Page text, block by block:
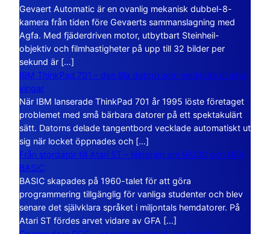
Gevaert Automatic är en ovanlig mekanisk dubbel-8-
kamera från tiden före Gevaerts sammanslagning med
Agfa. Med fjäderdriven motor, utbytbart Steinheil-
objektiv och filmhastigheter på upp till 32 bilder per
sekund är […]
IBM ThinkPad 701 – den lilla datorn som vecklade ut sina
vingar
När IBM lanserade ThinkPad 701 år 1995 löste företaget
problemet med små bärbara datorer på ett spektakulärt
sätt. Datorns delade tangentbord vecklade automatiskt ut
sig när locket öppnades och […]
Från stordator till Atari ST – historien om BASIC och GFA
BASIC
BASIC skapades på 1960-talet för att göra
programmering tillgänglig för vanliga studenter och blev
senare det självklara språket i miljontals hemdatorer. På
Atari ST fördes arvet vidare av GFA […]